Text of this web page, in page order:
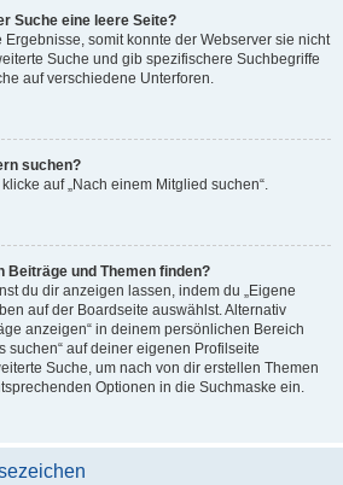
Suche eine leere Seite?
somit konnte der Webserver sie nicht
Suche und gib spezifischere Suchbegriffe
auf verschiedene Unterforen.
suchen?
auf „Nach einem Mitglied suchen“.
Beiträge und Themen finden?
du dir anzeigen lassen, indem du „Eigene
auf der Boardseite auswählst. Alternativ
anzeigen“ in deinem persönlichen Bereich
suchen“ auf deiner eigenen Profilseite
Suche, um nach von dir erstellen Themen
Optionen in die Suchmaske ein.